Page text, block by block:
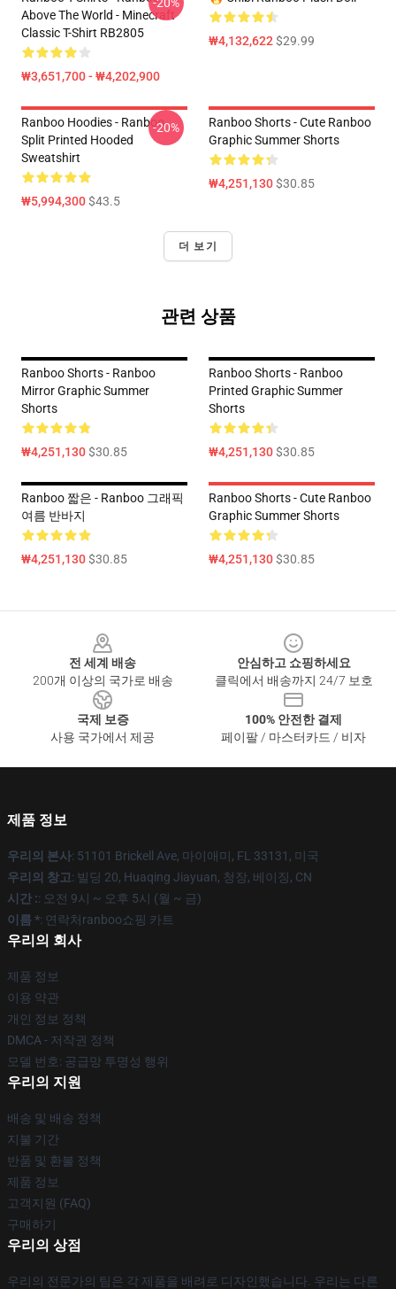
Above The World - Minecraft
Classic T-Shirt RB2805
₩3,651,700 - ₩4,202,900
₩4,132,622$29.99
Ranboo Hoodies - Ranboo
Split Printed Hooded
Sweatshirt
₩5,994,300$43.5
-20%
Ranboo Shorts - Cute Ranboo
Graphic Summer Shorts
₩4,251,130$30.85
더 보기
관련 상품
Ranboo Shorts - Ranboo
Mirror Graphic Summer
Shorts
₩4,251,130$30.85
Ranboo Shorts - Ranboo
Printed Graphic Summer
Shorts
₩4,251,130$30.85
Ranboo 짧은 - Ranboo 그래픽
여름 반바지
₩4,251,130$30.85
Ranboo Shorts - Cute Ranboo
Graphic Summer Shorts
₩4,251,130$30.85
전 세계 배송
200개 이상의 국가로 배송
안심하고 쇼핑하세요
클릭에서 배송까지 24/7 보호
국제 보증
사용 국가에서 제공
100% 안전한 결제
페이팔 / 마스터카드 / 비자
제품 정보
우리의 본사: 51101 Brickell Ave, 마이애미, FL 33131, 미국
우리의 창고: 빌딩 20, Huaqing Jiayuan, 청장, 베이징, CN
시간 :: 오전 9시 ~ 오후 5시 (월 ~ 금)
이름 *: 연락처ranboo쇼핑 카트
우리의 회사
제품 정보
이용 약관
개인 정보 정책
DMCA - 저작권 정책
모델 번호: 공급망 투명성 행위
우리의 지원
배송 및 배송 정책
지불 기간
반품 및 환불 정책
제품 정보
고객지원 (FAQ)
구매하기
우리의 상점
우리의 전문가의 팀은 각 제품을 배려로 디자인했습니다. 우리는 다른